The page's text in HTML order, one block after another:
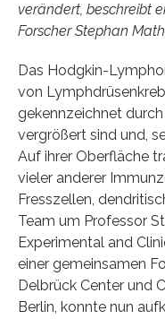
verändert, beschreibt
Forscher Stephan
Das Hodgkin-
von
gekennzeichnet
vergrößert sind und,
Auf ihrer Oberfläche
vieler anderer
Fresszellen,
Team um Professor
Experimental and
einer gemeinsamen
Delbrück Center und
Berlin, konnte nun